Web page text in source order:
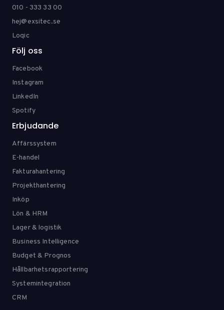
010 - 333 33 00
hej@exsitec.se
Loqic
Följ oss
Facebook
Instagram
LinkedIn
Spotify
Erbjudande
Affärssystem
E-handel
Fakturahantering
Projekthantering
Inköp
Lön & HRM
Lager & logistik
Business Intelligence
Budget & Prognos
Hållbarhetsrapportering
Systemintegration
CRM